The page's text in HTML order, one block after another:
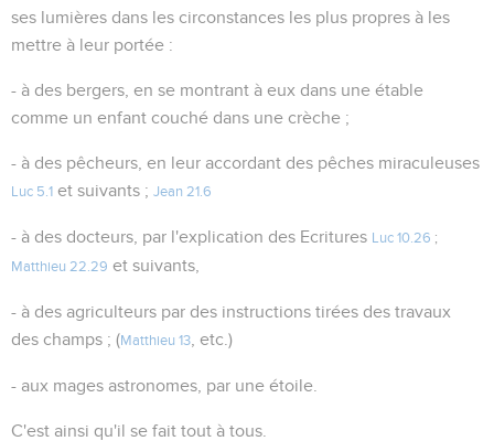
ses lumières dans les circonstances les plus propres à les
mettre à leur portée :
- à des bergers, en se montrant à eux dans une étable
comme un enfant couché dans une crèche ;
- à des pêcheurs, en leur accordant des pêches miraculeuses
Luc 5.1 et suivants ; Jean 21.6
- à des docteurs, par l'explication des Ecritures Luc 10.26 ;
Matthieu 22.29 et suivants,
- à des agriculteurs par des instructions tirées des travaux
des champs ; (Matthieu 13 , etc.)
- aux mages astronomes, par une étoile.
C'est ainsi qu'il se fait tout à tous.